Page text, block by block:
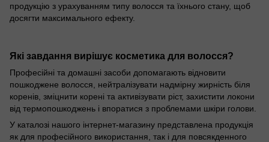
продукцію з урахуванням типу волосся та їхнього стану, щоб
досягти максимального ефекту.
Які завдання вирішує косметика для волосся?
Професійні та домашні засоби допомагають відновити
пошкоджене волосся, нейтралізувати надмірну жирність біля
коренів, зміцнити корені та активізувати ріст, захистити локони
від термопошкоджень і впоратися з проблемами шкіри голови.
У каталозі нашого інтернет-магазину представлена продукція
як для професійного використання, так і для повсякденного